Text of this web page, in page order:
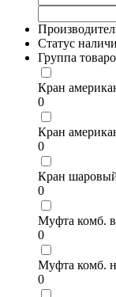
Статус
Группа
Кран
0
Кран
0
Кран
0
Муфта комб.
0
Муфта комб.
0